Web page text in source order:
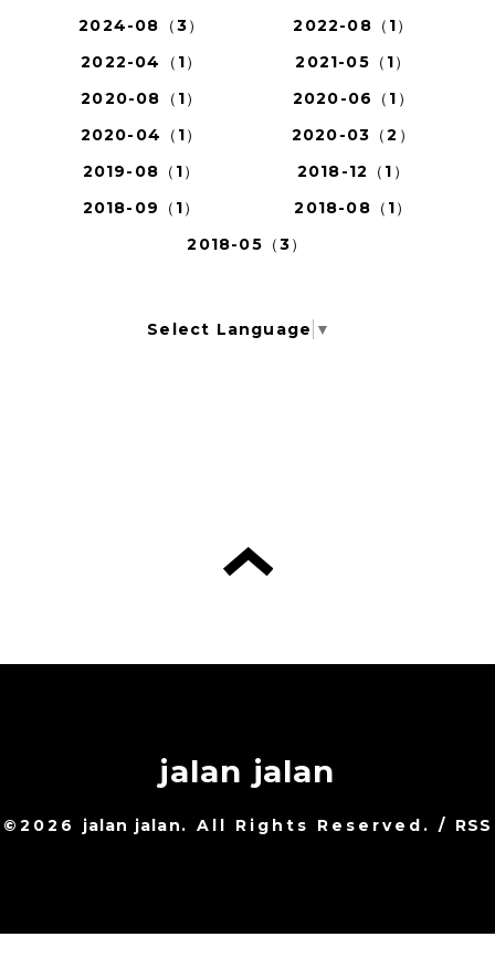
2024-08（3）
2022-08（1）
2022-04（1）
2021-05（1）
2020-08（1）
2020-06（1）
2020-04（1）
2020-03（2）
2019-08（1）
2018-12（1）
2018-09（1）
2018-08（1）
2018-05（3）
Select Language ▼
jalan jalan
©2026 jalan jalan. All Rights Reserved. / RSS